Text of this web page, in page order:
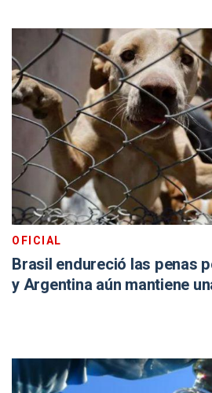
OFICIAL
Brasil endureció las penas
y Argentina aún mantiene